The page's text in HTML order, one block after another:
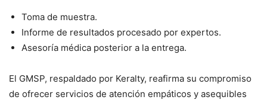
Toma de muestra.
Informe de resultados procesado por expertos.
Asesoría médica posterior a la entrega.
El GMSP, respaldado por Keralty, reafirma su compromiso
de ofrecer servicios de atención empáticos y asequibles